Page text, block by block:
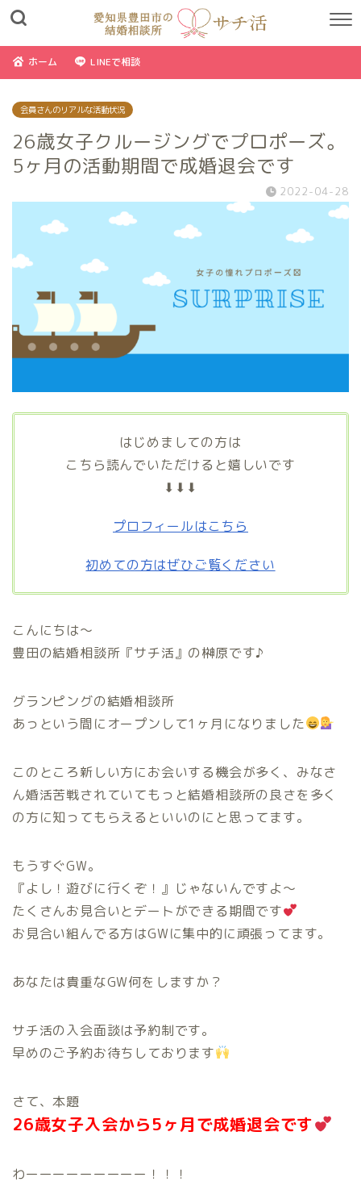
ホーム LINEで相談
会員さんのリアルな活動状況
26歳女子クルージングでプロポーズ。
5ヶ月の活動期間で成婚退会です
2022-04-28
はじめましての方は
こちら読んでいただけると嬉しいです
⬇⬇⬇
プロフィールはこちら
初めての方はぜひご覧ください
こんにちは〜
豊田の結婚相談所『サチ活』の榊原です♪
グランピングの結婚相談所
あっという間にオープンして1ヶ月になりました
このところ新しい方にお会いする機会が多く、みなさ
ん婚活苦戦されていてもっと結婚相談所の良さを多く
の方に知ってもらえるといいのにと思ってます。
もうすぐGW。
『よし！遊びに行くぞ！』じゃないんですよ〜
たくさんお見合いとデートができる期間です
お見合い組んでる方はGWに集中的に頑張ってます。
あなたは貴重なGW何をしますか？
サチ活の入会面談は予約制です。
早めのご予約お待ちしております
さて、本題
26歳女子入会から5ヶ月で成婚退会です
わーーーーーーーーー！！！